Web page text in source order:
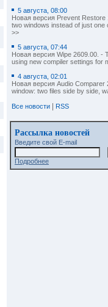
5 августа, 08:00
Новая версия Prevent
two windows instead of just one
>>
5 августа, 07:44
Новая версия Wipe 2609.00. -
using new compiler settings for
4 августа, 02:01
Новая версия Audio
window: two files side by side,
Все новости RSS
Рассылка новостей
Введите свой E-mail
Подробнее